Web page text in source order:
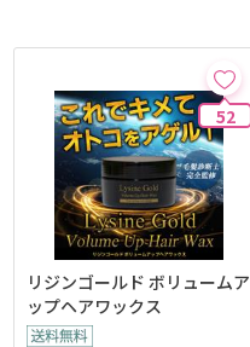
52
リジンゴールド ボリュームア
ップヘアワックス